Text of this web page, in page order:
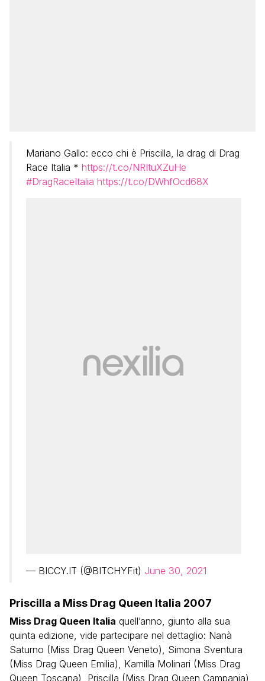
Mariano Gallo: ecco chi è Priscilla, la drag di Drag
Race Italia * https://t.co/NRItuXZuHe
#DragRaceItalia https://t.co/DWhfOcd68X
— BICCY.IT (@BITCHYFit) June 30, 2021
Priscilla a Miss Drag Queen Italia 2007
Miss Drag Queen Italia quell’anno, giunto alla sua
quinta edizione, vide partecipare nel dettaglio: Nanà
Saturno (Miss Drag Queen Veneto), Simona Sventura
(Miss Drag Queen Emilia), Kamilla Molinari (Miss Drag
Queen Toscana), Priscilla (Miss Drag Queen Campania),